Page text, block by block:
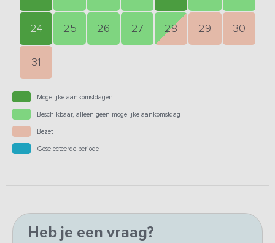
24 25 26 27 28 29 30
31
Mogelijke aankomstdagen
Beschikbaar, alleen geen mogelijke aankomstdag
Bezet
Geselecteerde periode
Heb je een vraag?